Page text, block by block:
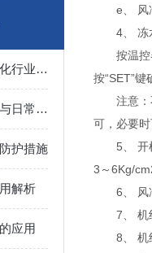
防爆型冷水机工作原理与危化行业冷却应用解析
化工低温冷水机的安装调试与日常运维技巧
护措施
解析
应用
e、 风冷
4、 冻
按温控器
按“SET”
注意：不
可，必要
5、 开机
3～6Kg/
6、 风冷
7、 机组
8、 机组